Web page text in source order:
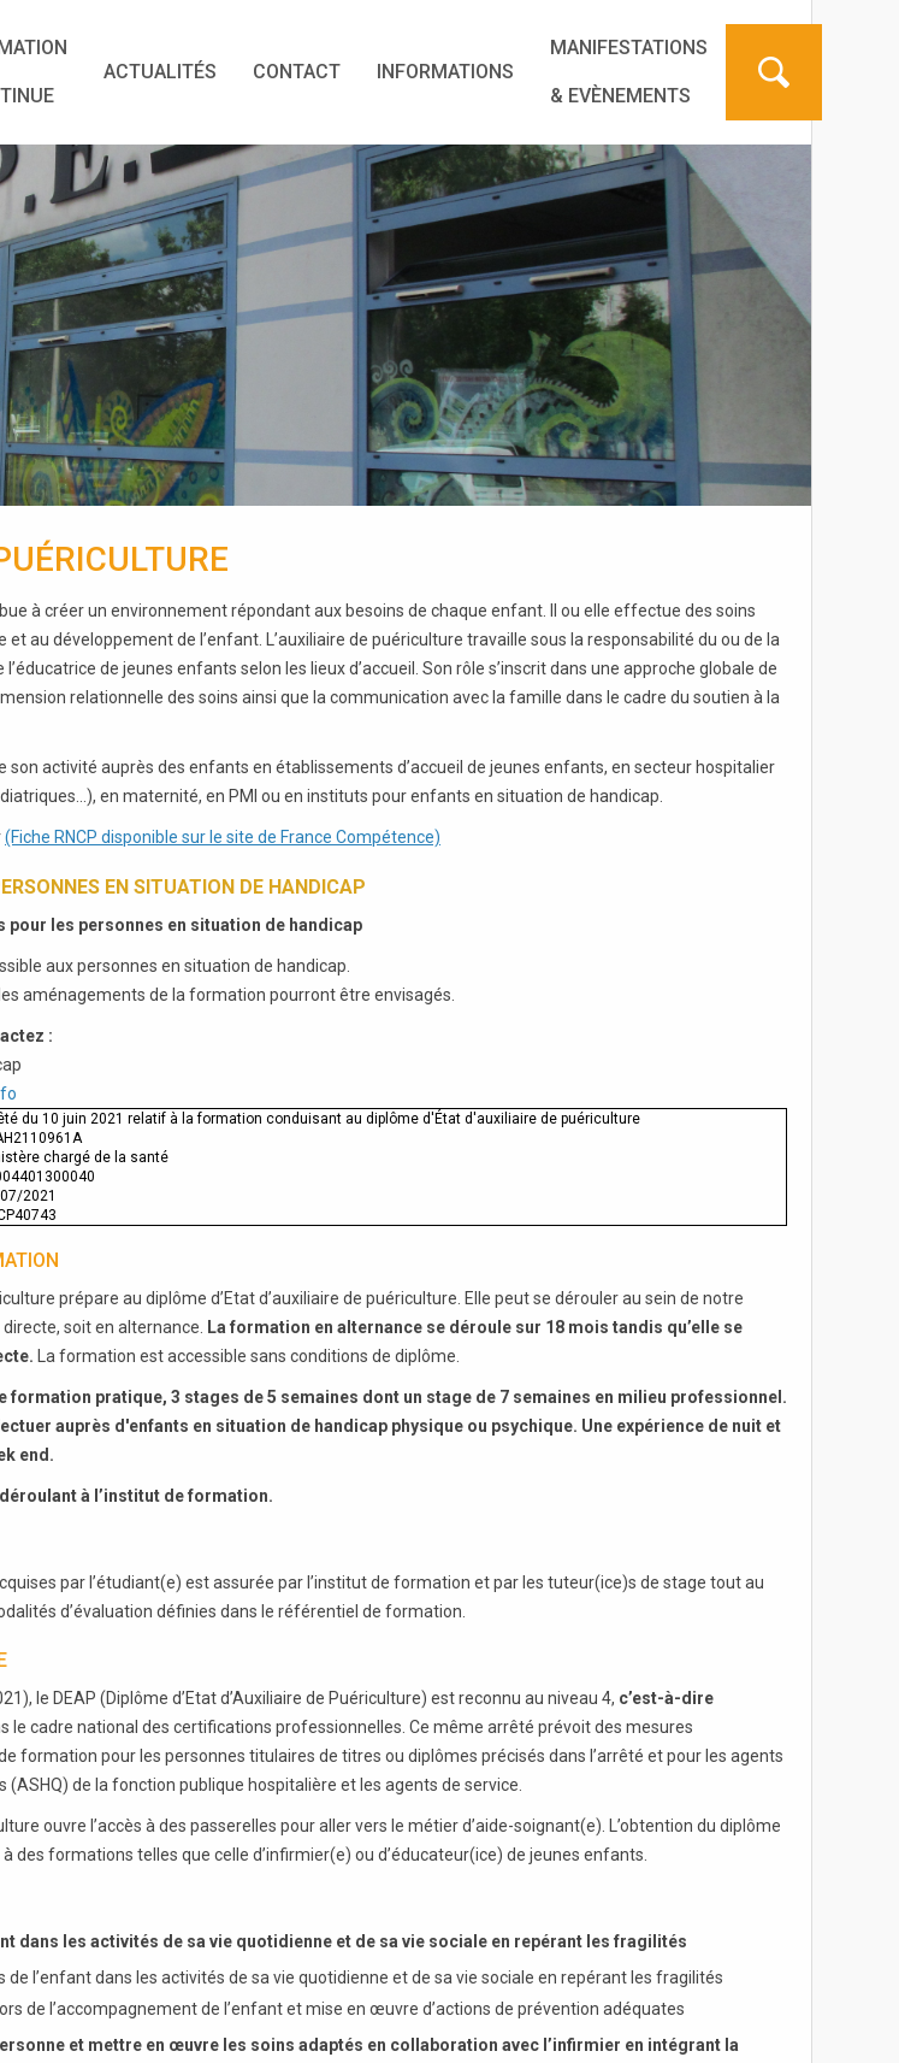
ACTUALITÉS CONTACT INFORMATIONS
MANIFESTATIONS
& EVÈNEMENTS
à créer un environnement répondant aux besoins de chaque enfant. Il ou elle effectue des soins
et au développement de l’enfant. L’auxiliaire de puériculture travaille sous la responsabilité du ou de la
de jeunes enfants selon les lieux d’accueil. Son rôle s’inscrit dans une approche globale de
relationnelle des soins ainsi que la communication avec la famille dans le cadre du soutien à la
son activité auprès des enfants en établissements d’accueil de jeunes enfants, en secteur hospitalier
en maternité, en PMI ou en instituts pour enfants en situation de handicap.
(Fiche RNCP disponible sur le site de France Compétence)
EN SITUATION DE HANDICAP
les personnes en situation de handicap
aux personnes en situation de handicap.
aménagements de la formation pourront être envisagés.
:
du 10 juin 2021 relatif à la formation conduisant au diplôme d'État d'auxiliaire de puériculture
chargé de la santé
2021
prépare au diplôme d’Etat d’auxiliaire de puériculture. Elle peut se dérouler au sein de notre
soit en alternance.
La formation en alternance se déroule sur 18 mois tandis qu’elle se
La formation est accessible sans conditions de diplôme.
formation pratique, 3 stages de 5 semaines dont un stage de 7 semaines en milieu professionnel.
auprès d'enfants en situation de handicap physique ou psychique. Une expérience de nuit et
end.
à l’institut de formation.
par l’étudiant(e) est assurée par l’institut de formation et par les tuteur(ice)s de stage tout au
d’évaluation définies dans le référentiel de formation.
le DEAP (Diplôme d’Etat d’Auxiliaire de Puériculture) est reconnu au niveau 4, c’est-à-dire
le cadre national des certifications professionnelles. Ce même arrêté prévoit des mesures
formation pour les personnes titulaires de titres ou diplômes précisés dans l’arrêté et pour les agents
de la fonction publique hospitalière et les agents de service.
ouvre l’accès à des passerelles pour aller vers le métier d’aide-soignant(e). L’obtention du diplôme
des formations telles que celle d’infirmier(e) ou d’éducateur(ice) de jeunes enfants.
dans les activités de sa vie quotidienne et de sa vie sociale en repérant les fragilités
l’enfant dans les activités de sa vie quotidienne et de sa vie sociale en repérant les fragilités
de l’accompagnement de l’enfant et mise en œuvre d’actions de prévention adéquates
et mettre en œuvre les soins adaptés en collaboration avec l’infirmier en intégrant la